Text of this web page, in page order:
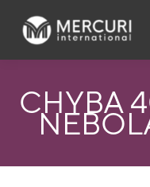
CHYBA